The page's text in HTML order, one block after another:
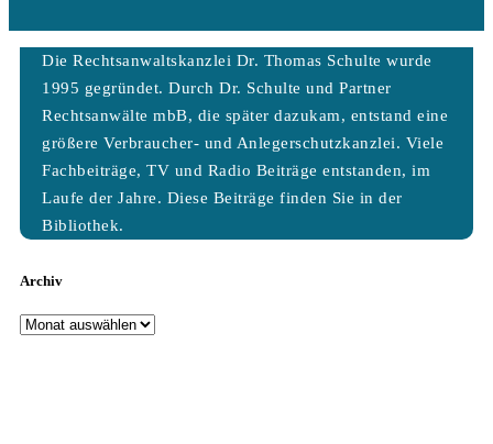
Die Rechtsanwaltskanzlei Dr. Thomas Schulte wurde
1995 gegründet. Durch Dr. Schulte und Partner
Rechtsanwälte mbB, die später dazukam, entstand eine
größere Verbraucher- und Anlegerschutzkanzlei. Viele
Fachbeiträge, TV und Radio Beiträge entstanden, im
Laufe der Jahre. Diese Beiträge finden Sie in der
Bibliothek.
Archiv
Archiv